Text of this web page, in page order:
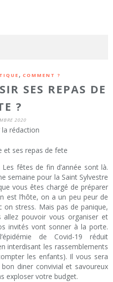
, COMMENT ?
SES REPAS DE
?
2020
la rédaction
fêtes de fin d’année sont là.
semaine pour la Saint Sylvestre
vous êtes chargé de préparer
est l’hôte, on a un peu peur de
stress. Mais pas de panique,
allez pouvoir vous organiser et
invités vont sonner à la porte.
de Covid-19 réduit
interdisant les rassemblements
les enfants). Il vous sera
diner convivial et savoureux
exploser votre budget.